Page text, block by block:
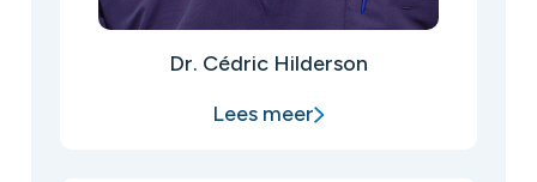
Dr. Cédric Hilderson
Lees meer